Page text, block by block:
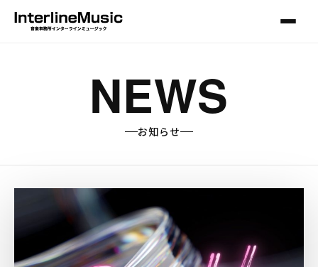
NEWS
お知らせ